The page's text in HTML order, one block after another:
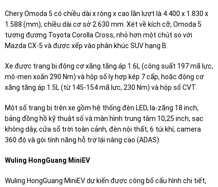
Chery Omoda 5 có chiều dài x rộng x cao lần lượt là 4.400 x 1.830 x
1.588 (mm), chiều dài cơ sở 2.630 mm. Xét về kích cỡ, Omoda 5
tương đương Toyota Corolla Cross, nhỏ hơn một chút so với
Mazda CX-5 và được xếp vào phân khúc SUV hạng B.
Xe được trang bị động cơ xăng tăng áp 1.6L (công suất 197 mã lực,
mô-men xoắn 290 Nm) và hộp số ly hợp kép 7 cấp, hoặc động cơ
xăng tăng áp 1.5L (từ 145-154 mã lực, 230 Nm) và hộp số CVT.
Một số trang bị trên xe gồm hệ thống đèn LED, la-zăng 18 inch,
bảng đồng hồ kỹ thuật số và màn hình trung tâm 10,25 inch, sạc
không dây, cửa sổ trời toàn cảnh, đèn nội thất, 6 túi khí, camera
360 độ và gói tính năng hỗ trợ lái nâng cao (ADAS).
Wuling HongGuang MiniEV
Wuling HongGuang MiniEV dự kiến được công bố cấu hình chi tiết,